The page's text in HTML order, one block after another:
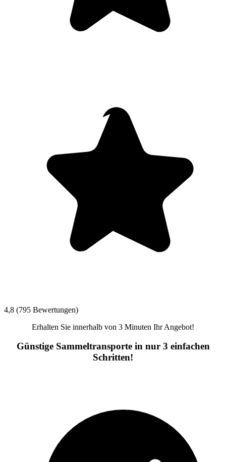
4,8 (795 Bewertungen)
Erhalten Sie innerhalb von 3 Minuten Ihr Angebot!
Günstige Sammeltransporte in nur 3 einfachen
Schritten!